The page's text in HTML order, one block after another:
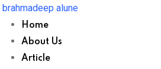
Skip
content
brahmadeep alune
Home
About Us
Article